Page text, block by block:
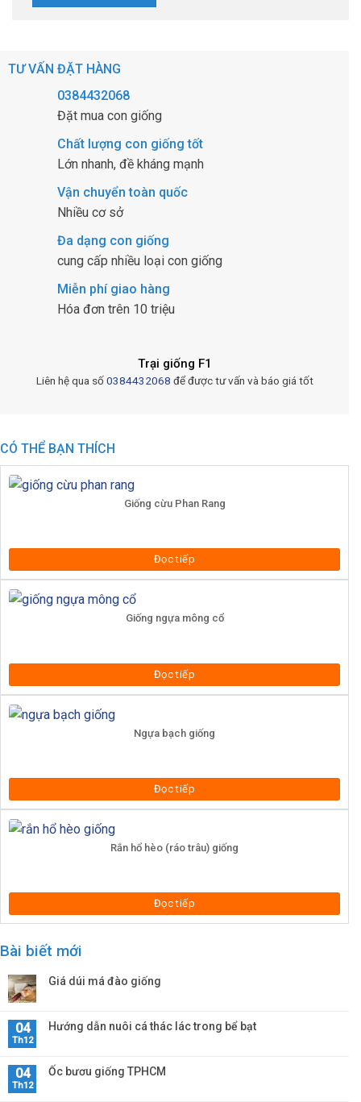
TƯ VẤN ĐẶT HÀNG
0384432068
Đặt mua con giống
Chất lượng con giống tốt
Lớn nhanh, đề kháng mạnh
Vận chuyển toàn quốc
Nhiều cơ sở
Đa dạng con giống
cung cấp nhiều loại con giống
Miễn phí giao hàng
Hóa đơn trên 10 triệu
Trại giống F1
Liên hệ qua số0384432068 để được tư vấn và báo giá tốt
CÓ THỂ BẠN THÍCH
Giống cừu Phan Rang
Đọc tiếp
Giống ngựa mông cổ
Đọc tiếp
Ngựa bạch giống
Đọc tiếp
Rắn hổ hèo (ráo trâu) giống
Đọc tiếp
Bài biết mới
Giá dúi má đào giống
04
Th12
Hướng dẫn nuôi cá thác lác trong bể bạt
04
Th12
Ốc bươu giống TPHCM